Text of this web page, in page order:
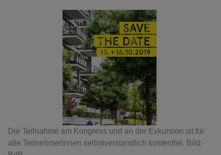
Die Teilnahme am Kongress und an der Exkursion ist für
alle TeilnehmerInnen selbstverständlich kostenfrei. Bild: